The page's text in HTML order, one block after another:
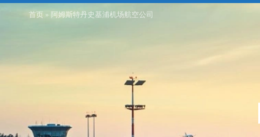
首页 » 阿姆斯特丹史基浦机场航空公司